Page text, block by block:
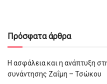
Πρόσφατα άρθρα
Η ασφάλεια και η ανάπτυξη
συνάντησης Ζαΐμη – Τσώκου